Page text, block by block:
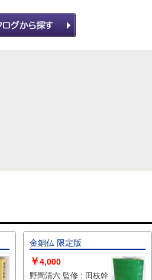
金銅仏 限定版
￥4,000
野間清六 監修 ; 田枝幹